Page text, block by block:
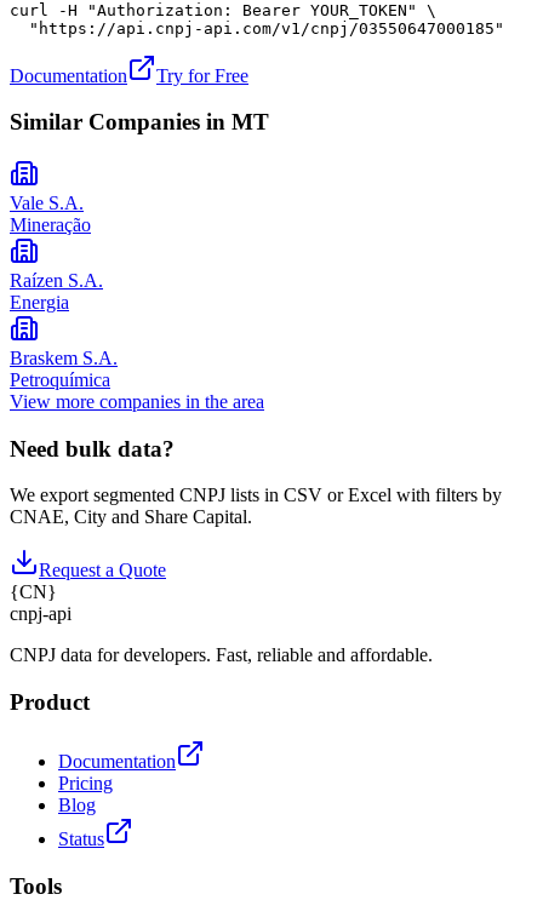
curl -H "Authorization: Bearer YOUR_TOKEN" \
  "https://api.cnpj-api.com/v1/cnpj/03550647000185"
Documentation Try for Free
Similar Companies in MT
Vale S.A.
Mineração
Raízen S.A.
Energia
Braskem S.A.
Petroquímica
View more companies in the area
Need bulk data?
We export segmented CNPJ lists in CSV or Excel with filters by
CNAE, City and Share Capital.
Request a Quote
{CN}
cnpj-api
CNPJ data for developers. Fast, reliable and affordable.
Product
Documentation
Pricing
Blog
Status
Tools